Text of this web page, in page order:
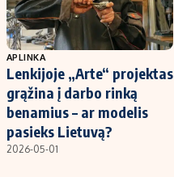
APLINKA
Lenkijoje „Arte“ projektas
grąžina į darbo rinką
benamius – ar modelis
pasieks Lietuvą?
2026-05-01